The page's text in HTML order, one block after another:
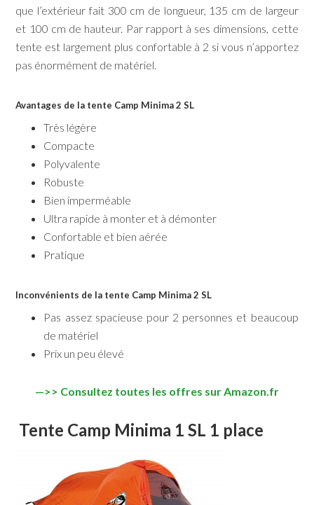
que l’extérieur fait 300 cm de longueur, 135 cm de largeur
et 100 cm de hauteur. Par rapport à ses dimensions, cette
tente est largement plus confortable à 2 si vous n’apportez
pas énormément de matériel.
Avantages de la tente Camp Minima 2 SL
Très légère
Compacte
Polyvalente
Robuste
Bien imperméable
Ultra rapide à monter et à démonter
Confortable et bien aérée
Pratique
Inconvénients de la tente Camp Minima 2 SL
Pas assez spacieuse pour 2 personnes et beaucoup
de matériel
Prix un peu élevé
—>> Consultez toutes les offres sur Amazon.fr
Tente Camp Minima 1 SL 1 place